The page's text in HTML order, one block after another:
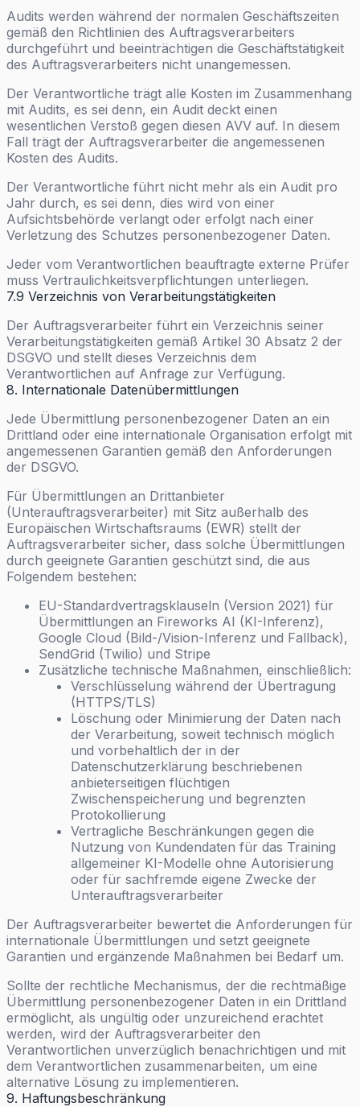
Audits werden während der normalen Geschäftszeiten
gemäß den Richtlinien des Auftragsverarbeiters
durchgeführt und beeinträchtigen die Geschäftstätigkeit
des Auftragsverarbeiters nicht unangemessen.
Der Verantwortliche trägt alle Kosten im Zusammenhang
mit Audits, es sei denn, ein Audit deckt einen
wesentlichen Verstoß gegen diesen AVV auf. In diesem
Fall trägt der Auftragsverarbeiter die angemessenen
Kosten des Audits.
Der Verantwortliche führt nicht mehr als ein Audit pro
Jahr durch, es sei denn, dies wird von einer
Aufsichtsbehörde verlangt oder erfolgt nach einer
Verletzung des Schutzes personenbezogener Daten.
Jeder vom Verantwortlichen beauftragte externe Prüfer
muss Vertraulichkeitsverpflichtungen unterliegen.
7.9 Verzeichnis von Verarbeitungstätigkeiten
Der Auftragsverarbeiter führt ein Verzeichnis seiner
Verarbeitungstätigkeiten gemäß Artikel 30 Absatz 2 der
DSGVO und stellt dieses Verzeichnis dem
Verantwortlichen auf Anfrage zur Verfügung.
8. Internationale Datenübermittlungen
Jede Übermittlung personenbezogener Daten an ein
Drittland oder eine internationale Organisation erfolgt mit
angemessenen Garantien gemäß den Anforderungen
der DSGVO.
Für Übermittlungen an Drittanbieter
(Unterauftragsverarbeiter) mit Sitz außerhalb des
Europäischen Wirtschaftsraums (EWR) stellt der
Auftragsverarbeiter sicher, dass solche Übermittlungen
durch geeignete Garantien geschützt sind, die aus
Folgendem bestehen:
EU-Standardvertragsklauseln (Version 2021) für
Übermittlungen an Fireworks AI (KI-Inferenz),
Google Cloud (Bild-/Vision-Inferenz und Fallback),
SendGrid (Twilio) und Stripe
Zusätzliche technische Maßnahmen, einschließlich:
Verschlüsselung während der Übertragung
(HTTPS/TLS)
Löschung oder Minimierung der Daten nach
der Verarbeitung, soweit technisch möglich
und vorbehaltlich der in der
Datenschutzerklärung beschriebenen
anbieterseitigen flüchtigen
Zwischenspeicherung und begrenzten
Protokollierung
Vertragliche Beschränkungen gegen die
Nutzung von Kundendaten für das Training
allgemeiner KI-Modelle ohne Autorisierung
oder für sachfremde eigene Zwecke der
Unterauftragsverarbeiter
Der Auftragsverarbeiter bewertet die Anforderungen für
internationale Übermittlungen und setzt geeignete
Garantien und ergänzende Maßnahmen bei Bedarf um.
Sollte der rechtliche Mechanismus, der die rechtmäßige
Übermittlung personenbezogener Daten in ein Drittland
ermöglicht, als ungültig oder unzureichend erachtet
werden, wird der Auftragsverarbeiter den
Verantwortlichen unverzüglich benachrichtigen und mit
dem Verantwortlichen zusammenarbeiten, um eine
alternative Lösung zu implementieren.
9. Haftungsbeschränkung